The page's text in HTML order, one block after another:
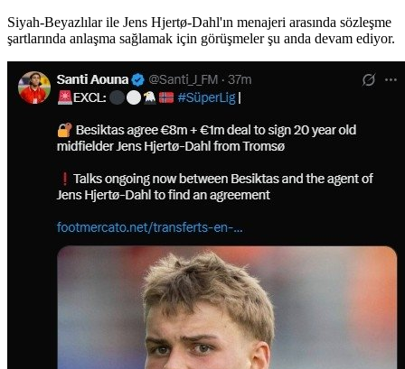
Siyah-Beyazlılar ile Jens Hjertø-Dahl'ın menajeri arasında sözleşme
şartlarında anlaşma sağlamak için görüşmeler şu anda devam ediyor.